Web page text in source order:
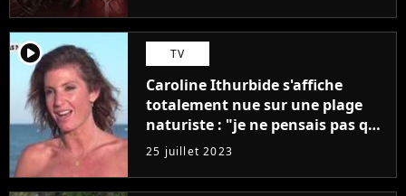
player2 TV
Caroline Ithurbide s'affiche
totalement nue sur une plage
naturiste : "je ne pensais pas que
j'arriverais à le faire..."
25 juillet 2023